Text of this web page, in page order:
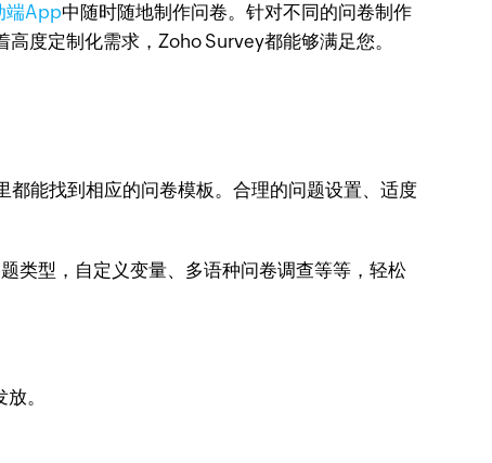
端App中随时随地制作问卷。针对不同的问卷制作
度定制化需求，Zoho Survey都能够满足您。
能找到相应的问卷模板。合理的问题设置、适度
类型，自定义变量、多语种问卷调查等等，轻松
。